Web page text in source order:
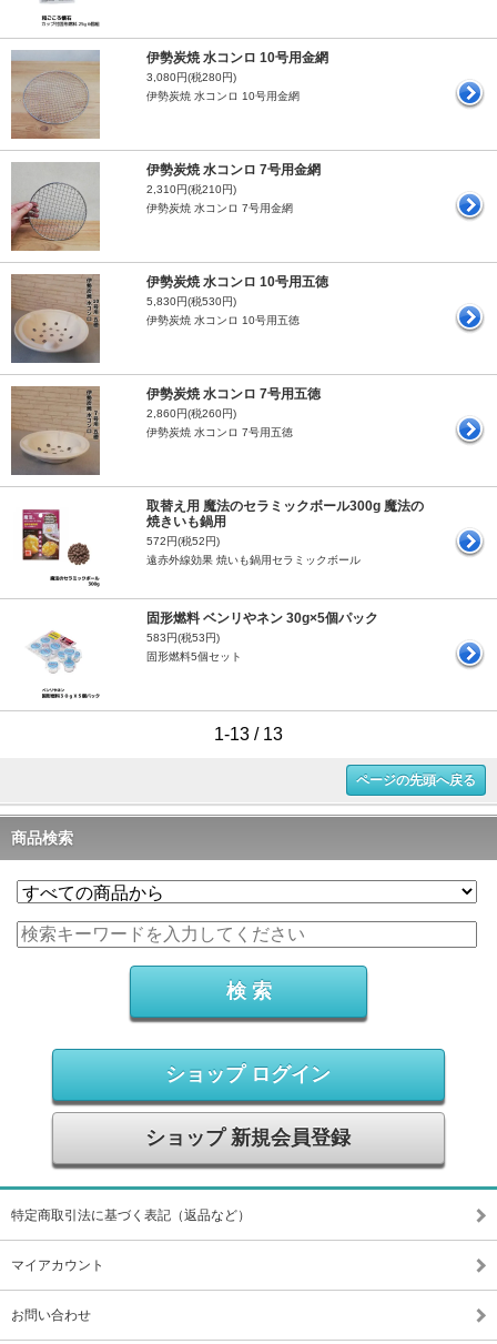
伊勢炭焼 水コンロ 10号用金網
3,080円(税280円)
伊勢炭焼 水コンロ 10号用金網
伊勢炭焼 水コンロ 7号用金網
2,310円(税210円)
伊勢炭焼 水コンロ 7号用金網
伊勢炭焼 水コンロ 10号用五徳
5,830円(税530円)
伊勢炭焼 水コンロ 10号用五徳
伊勢炭焼 水コンロ 7号用五徳
2,860円(税260円)
伊勢炭焼 水コンロ 7号用五徳
取替え用 魔法のセラミックボール300g 魔法の
焼きいも鍋用
572円(税52円)
遠赤外線効果 焼いも鍋用セラミックボール
固形燃料 ベンリやネン 30g×5個パック
583円(税53円)
固形燃料5個セット
1-13 / 13
ページの先頭へ戻る
商品検索
ショップ ログイン
ショップ 新規会員登録
特定商取引法に基づく表記（返品など）
マイアカウント
お問い合わせ